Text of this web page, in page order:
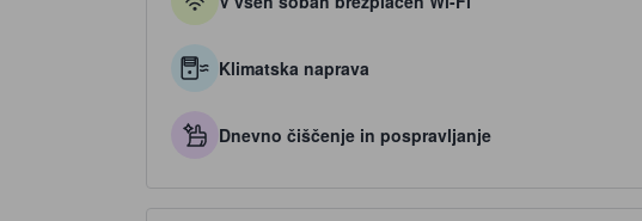
Klimatska naprava
Dnevno čiščenje in pospravljanje